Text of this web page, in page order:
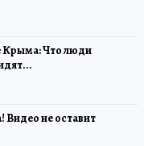
Крыма: Что люди
Видео не оставит